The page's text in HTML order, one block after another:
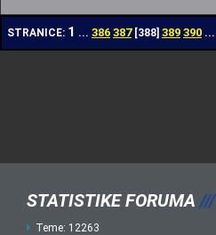
STRANICE: 1 ... 386 387[388] 389 390 ...
STATISTIKE FORUMA ///
Teme: 12263